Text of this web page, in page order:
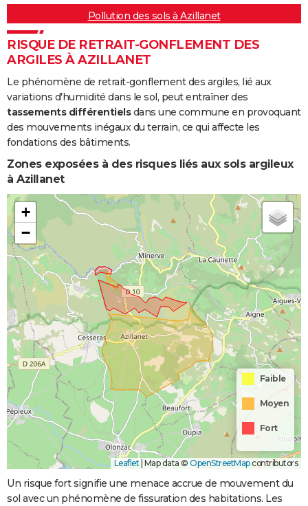
Pollution des sols à Azillanet
RISQUE DE RETRAIT-GONFLEMENT DES
ARGILES À AZILLANET
Le phénomène de retrait-gonflement des argiles, lié aux
variations d'humidité dans le sol, peut entraîner des
tassements différentielsdans une commune en provoquant
des mouvements inégaux du terrain, ce qui affecte les
fondations des bâtiments.
Zones exposées à des risques liés aux sols argileux
à Azillanet
+
−
Faible
Moyen
Fort
Leaflet Map data © OpenStreetMapcontributors
Un risque fort signifie une menace accrue de mouvement du
sol avec un phénomène de fissuration des habitations. Les